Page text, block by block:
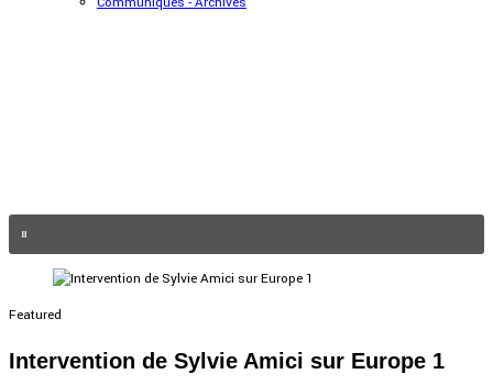
Featured
Intervention de Sylvie Amici sur Europe 1